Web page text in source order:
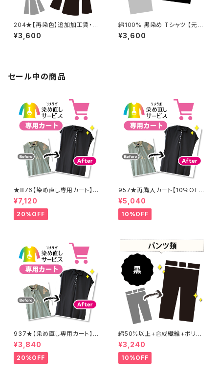
204★【再染色】追加加工賃・黒
染め
¥3,600
綿100% 黒染め Tシャツ 【元
色：黒 - 色あせあり】 -染め直し
[漆黒 - Black]504-0184
¥3,600
セール中の商品
★876【染め直し専用カート】8
900円
¥7,120
20%OFF
957★再購入カート【10％OF
F】
¥5,040
10%OFF
937★【染め直し専用カート】4
800円
¥3,840
20%OFF
綿50%以上+合成繊維+ポリウ
レタン 黒染め パンツ 【元色：
黒】 -染め直し[漆黒 - Black]4
01-0076
¥3,240
10%OFF